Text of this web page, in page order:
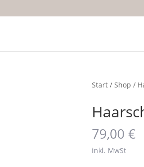
Start/ Shop /
79,00 €
inkl. MwSt